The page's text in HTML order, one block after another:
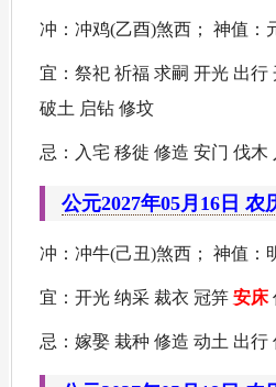
冲：冲鸡(乙酉)煞西； 神值：
宜：祭祀 祈福 求嗣 开光 出行
破土 启钻 修坟
忌：入宅 移徙 修造 安门 伐木
公元2027年05月16日 农
冲：冲牛(己丑)煞西； 神值：
宜：开光 纳采 裁衣 冠笄 安床
忌：嫁娶 栽种 修造 动土 出行